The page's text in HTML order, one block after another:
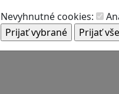
Nevyhnutné cookies: